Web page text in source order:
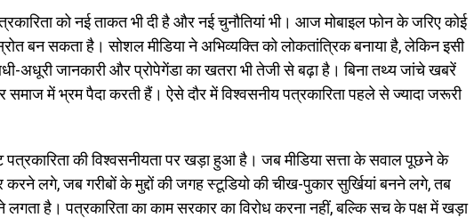
को नई ताकत भी दी है और नई चुनौतियां भी। आज मोबाइल फोन के जरिए कोई
बन सकता है। सोशल मीडिया ने अभिव्यक्ति को लोकतांत्रिक बनाया है, लेकिन इसी
जानकारी और प्रोपेगेंडा का खतरा भी तेजी से बढ़ा है। बिना तथ्य जांचे खबरें
समाज में भ्रम पैदा करती हैं। ऐसे दौर में विश्वसनीय पत्रकारिता पहले से ज्यादा जरूरी
की विश्वसनीयता पर खड़ा हुआ है। जब मीडिया सत्ता के सवाल पूछने के
करने लगे, जब गरीबों के मुद्दों की जगह स्टूडियो की चीख-पुकार सुर्खियां बनने लगे, तब
है। पत्रकारिता का काम सरकार का विरोध करना नहीं, बल्कि सच के पक्ष में खड़ा